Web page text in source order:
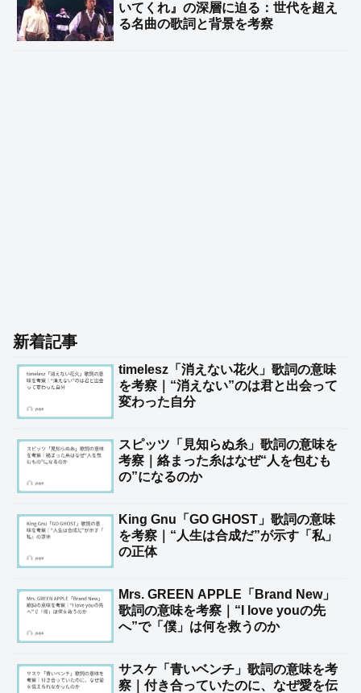
いてくれ』の深層に迫る：世代を超え
る名曲の歌詞と背景を考察
新着記事
timelesz「消えない花火」歌詞の意味
を考察｜“消えない”のは君と出会って
変わった自分
スピッツ「見知らぬ糸」歌詞の意味を
考察｜絡まった糸はなぜ“人を包むも
の”になるのか
King Gnu「GO GHOST」歌詞の意味
を考察｜“人生は合成だ”が示す「私」
の正体
Mrs. GREEN APPLE「Brand New」
歌詞の意味を考察｜“I love youの先
へ”で「僕」は何を救うのか
サスケ「青いベンチ」歌詞の意味を考
察｜付き合っていたのに、なぜ愛を伝